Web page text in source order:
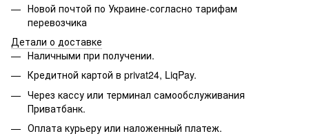
Новой почтой по Украине-согласно тарифам
перевозчика
Детали о доставке
Наличными при получении.
Кредитной картой в privat24, LiqPay.
Через кассу или терминал самообслуживания
Приватбанк.
Оплата курьеру или наложенный платеж.